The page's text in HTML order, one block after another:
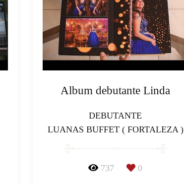
Album debutante Linda
DEBUTANTE
LUANAS BUFFET ( FORTALEZA )
737 0